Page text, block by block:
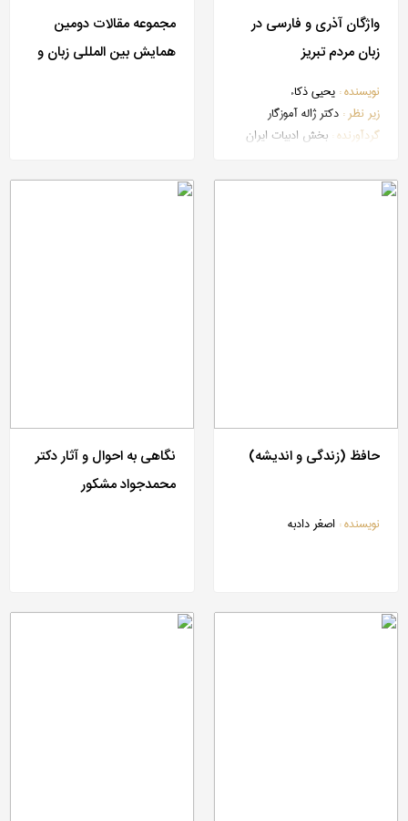
واژگان آذری و فارسی در
زبان مردم تبریز
نویسنده : یحیی ذکاء
زیر نظر : دکتر ژاله آموزگار
گردآورنده : بخش ادبیات ایران
مجموعه مقالات دومین
همایش بین المللی زبان و
حافظ (زندگی و اندیشه)
نویسنده : اصغر دادبه
نگاهی به احوال و آثار دکتر
محمدجواد مشکور